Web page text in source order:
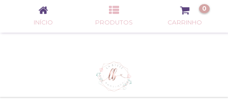
INÍCIO PRODUTOS CARRINHO
0